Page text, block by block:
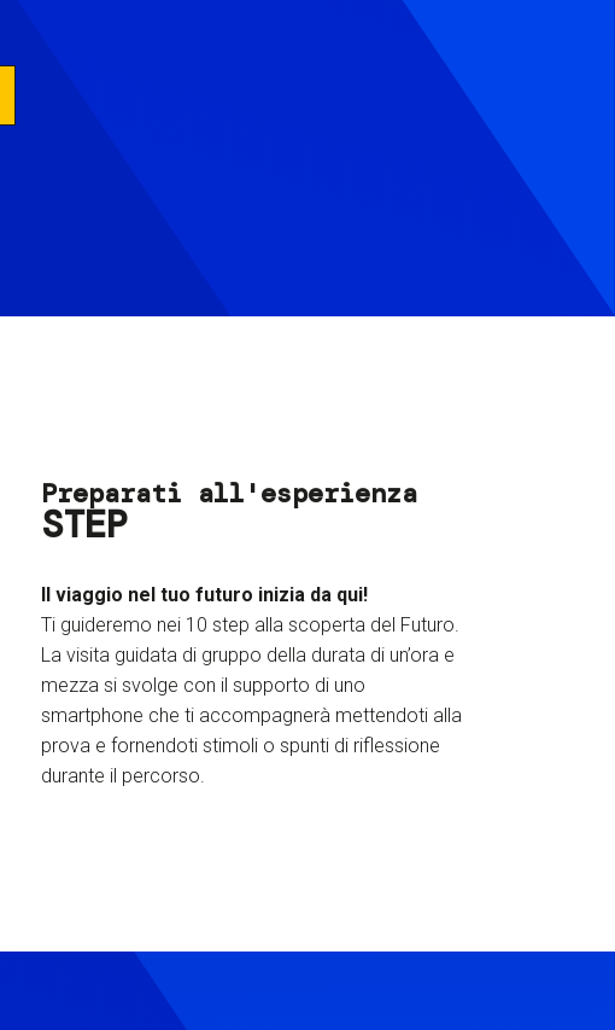
Preparati all'esperienza
STEP
Il viaggio nel tuo futuro inizia da qui!
Ti guideremo nei 10 step alla scoperta del Futuro.
La visita guidata di gruppo della durata di un’ora e
mezza si svolge con il supporto di uno
smartphone che ti accompagnerà mettendoti alla
prova e fornendoti stimoli o spunti di riflessione
durante il percorso.